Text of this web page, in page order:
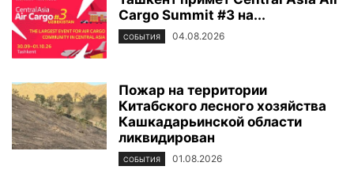
Cargo Summit #3 на...
СОБЫТИЯ 04.08.2026
Пожар на территории
Китабского лесного хозяйства
Кашкадарьинской области
ликвидирован
СОБЫТИЯ 01.08.2026